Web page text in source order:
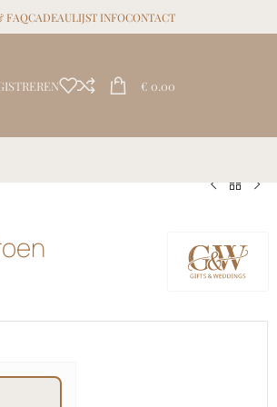
FAQCADEAULIJST INFOCONTACT
€ 0.00